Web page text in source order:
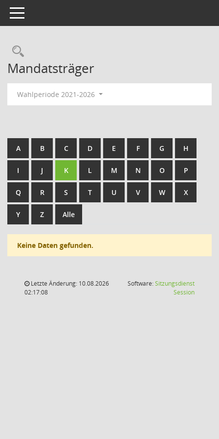
Toggle navigation
Rechercheauswahl
Mandatsträger
Wahlperiode 2021-2026
A B C D E F G H
I J K L M N O P
Q R S T U V W X
Y Z Alle
Keine Daten gefunden.
Letzte Änderung: 10.08.2026
02:17:08
Software:Sitzungsdienst
Session(Wird in